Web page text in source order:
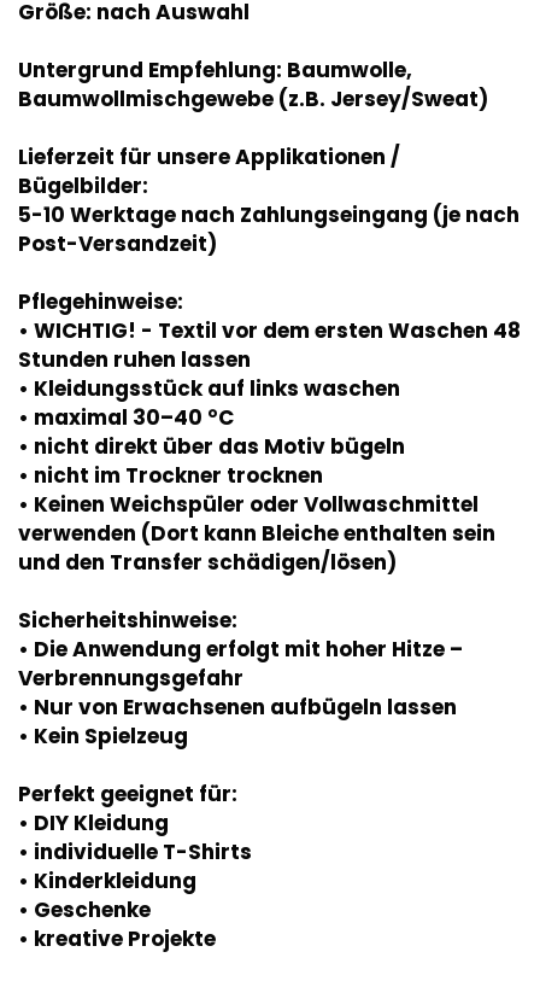
Größe: nach Auswahl
Untergrund Empfehlung: Baumwolle,
Baumwollmischgewebe (z.B. Jersey/Sweat)
Lieferzeit für unsere Applikationen /
Bügelbilder:
5-10 Werktage nach Zahlungseingang (je nach
Post-Versandzeit)
Pflegehinweise:
• WICHTIG! - Textil vor dem ersten Waschen 48
Stunden ruhen lassen
• Kleidungsstück auf links waschen
• maximal 30–40 °C
• nicht direkt über das Motiv bügeln
• nicht im Trockner trocknen
• Keinen Weichspüler oder Vollwaschmittel
verwenden (Dort kann Bleiche enthalten sein
und den Transfer schädigen/lösen)
Sicherheitshinweise:
• Die Anwendung erfolgt mit hoher Hitze –
Verbrennungsgefahr
• Nur von Erwachsenen aufbügeln lassen
• Kein Spielzeug
Perfekt geeignet für:
• DIY Kleidung
• individuelle T-Shirts
• Kinderkleidung
• Geschenke
• kreative Projekte